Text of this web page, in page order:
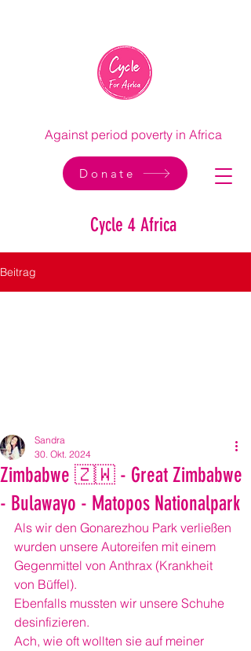
Cycle 4 Africa
Against period poverty in Africa
Donate
Beitrag
Zimbabwe 🇿🇼 - Great Zimbabwe
- Bulawayo - Matopos Nationalpark
Sandra
30. Okt. 2024
Als wir den Gonarezhou Park verließen
wurden unsere Autoreifen mit einem
Gegenmittel von Anthrax (Krankheit
von Büffel).
Ebenfalls mussten wir unsere Schuhe
desinfizieren.
Ach, wie oft wollten sie auf meiner